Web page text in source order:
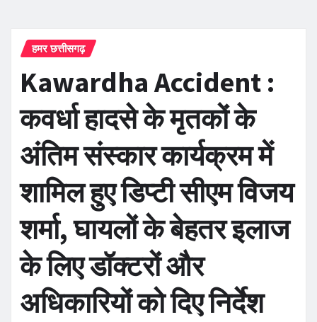
हमर छत्तीसगढ़
Kawardha Accident :
कवर्धा हादसे के मृतकों के
अंतिम संस्कार कार्यक्रम में
शामिल हुए डिप्टी सीएम विजय
शर्मा, घायलों के बेहतर इलाज
के लिए डॉक्टरों और
अधिकारियों को दिए निर्देश